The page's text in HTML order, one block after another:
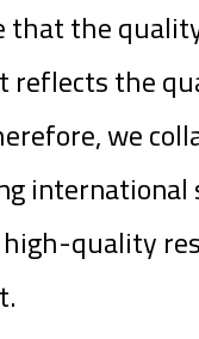
that the
reflects the
we
high-quality